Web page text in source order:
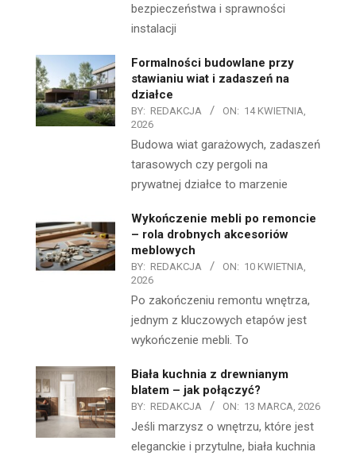
bezpieczeństwa i sprawności
instalacji
Formalności budowlane przy
stawianiu wiat i zadaszeń na
działce
BY: REDAKCJA ON: 14 KWIETNIA,
2026
Budowa wiat garażowych, zadaszeń
tarasowych czy pergoli na
prywatnej działce to marzenie
Wykończenie mebli po remoncie
– rola drobnych akcesoriów
meblowych
BY: REDAKCJA ON: 10 KWIETNIA,
2026
Po zakończeniu remontu wnętrza,
jednym z kluczowych etapów jest
wykończenie mebli. To
Biała kuchnia z drewnianym
blatem – jak połączyć?
BY: REDAKCJA ON: 13 MARCA, 2026
Jeśli marzysz o wnętrzu, które jest
eleganckie i przytulne, biała kuchnia